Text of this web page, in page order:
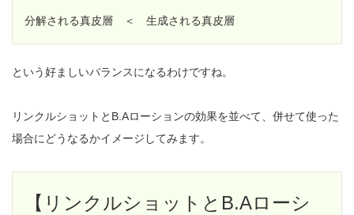
分解される真皮層 ＜ 生成される真皮層
という好ましいバランスになるわけですね。
リンクルショットとB.Aローションの効果を並べて、併せて使った
場合にどうなるかイメージしてみます。
【リンクルショットとB.Aローシ